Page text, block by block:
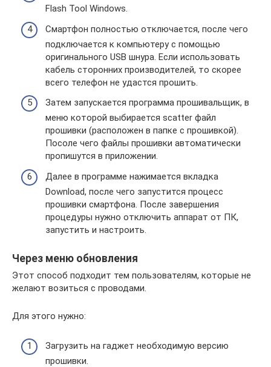
Flash Tool Windows.
Смартфон полностью отключается, после чего
подключается к компьютеру с помощью
оригинального USB шнура. Если использовать
кабель сторонних производителей, то скорее
всего телефон не удастся прошить.
Затем запускается программа прошивальщик, в
меню которой выбирается scatter файл
прошивки (расположен в папке с прошивкой).
Посоле чего файлы прошивки автоматически
пропишутся в приложении.
Далее в программе нажимается вкладка
Download, после чего запустится процесс
прошивки смартфона. После завершения
процедуры нужно отключить аппарат от ПК,
запустить и настроить.
Через меню обновления
Этот способ подходит тем пользователям, которые не
желают возиться с проводами.
Для этого нужно:
Загрузить на гаджет необходимую версию
прошивки.